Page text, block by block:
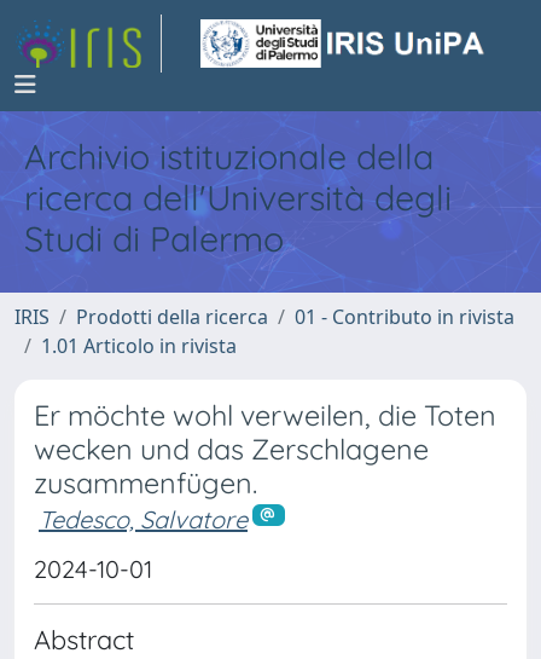
Archivio istituzionale della
ricerca dell'Università degli
Studi di Palermo
IRIS Prodotti della ricerca
01 - Contributo in rivista
1.01 Articolo in rivista
Er möchte wohl verweilen, die Toten
wecken und das Zerschlagene
zusammenfügen.
Tedesco, Salvatore
2024-10-01
Abstract